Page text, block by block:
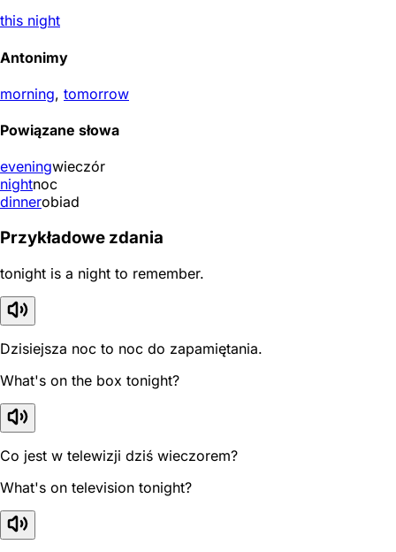
this night
Antonimy
morning, tomorrow
Powiązane słowa
eveningwieczór
nightnoc
dinnerobiad
Przykładowe zdania
tonight is a night to remember.
Dzisiejsza noc to noc do zapamiętania.
What's on the box tonight?
Co jest w telewizji dziś wieczorem?
What's on television tonight?